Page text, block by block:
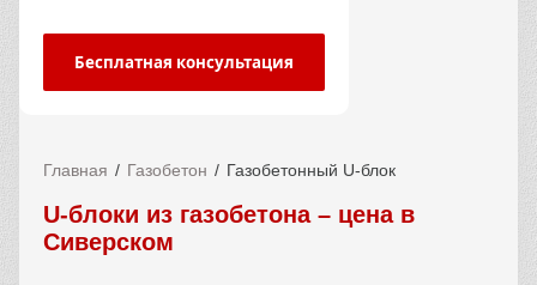
Бесплатная консультация
Главная Газобетон Газобетонный U-блок
U-блоки из газобетона – цена в
Сиверском